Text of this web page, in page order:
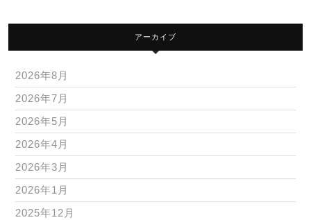
アーカイブ
2026年8月
2026年7月
2026年5月
2026年4月
2026年3月
2026年1月
2025年12月